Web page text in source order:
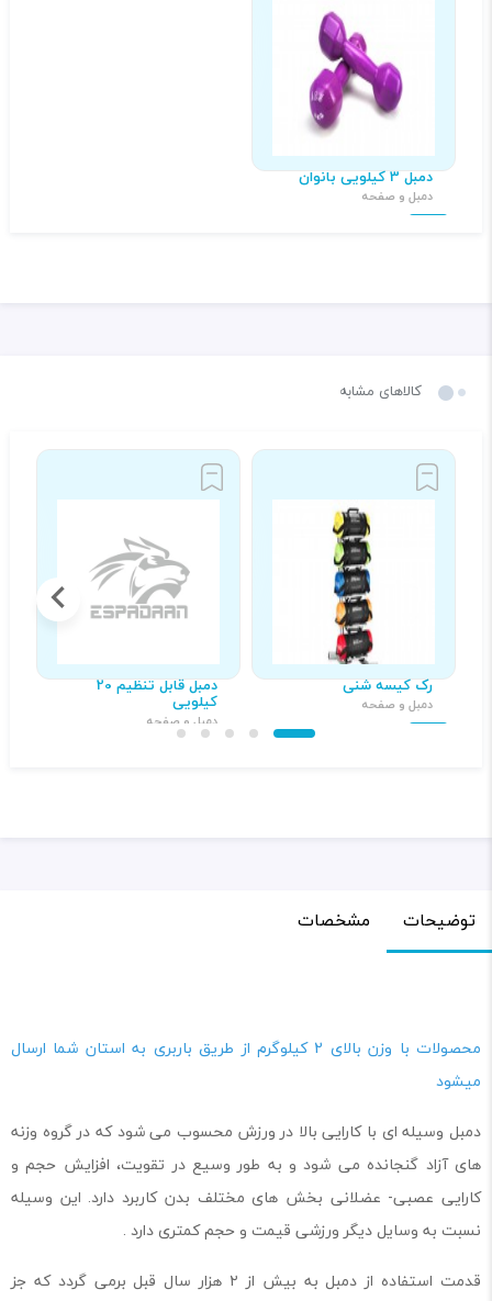
دمبل 3 کیلویی بانوان
دمبل و صفحه
کالاهای مشابه
رک کیسه شنی
دمبل و صفحه
دمبل قابل تنظیم 20
کیلویی
دمبل و صفحه
توضیحات مشخصات
محصولات با وزن بالای 2 کیلوگرم از طریق باربری به استان شما ارسال
میشود
دمبل وسیله ای با کارایی بالا در ورزش محسوب می شود که در گروه وزنه‌
های آزاد گنجانده می ‌شود و به‌ طور وسیع در تقویت، افزایش حجم و
کارایی عصبی‌- ‌عضلانی بخش‌ های مختلف بدن کاربرد دارد. این وسیله
نسبت به وسایل دیگر ورزشی قیمت و حجم کمتری دارد .
قدمت استفاده از دمبل به بیش از ۲ هزار سال قبل برمی ‌گردد که جز